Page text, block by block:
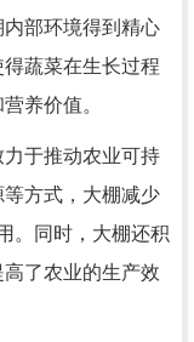
部环境得到精心
蔬菜在生长过程
养价值。
于推动农业可持
方式，大棚减少
。同时，大棚还积
了农业的生产效